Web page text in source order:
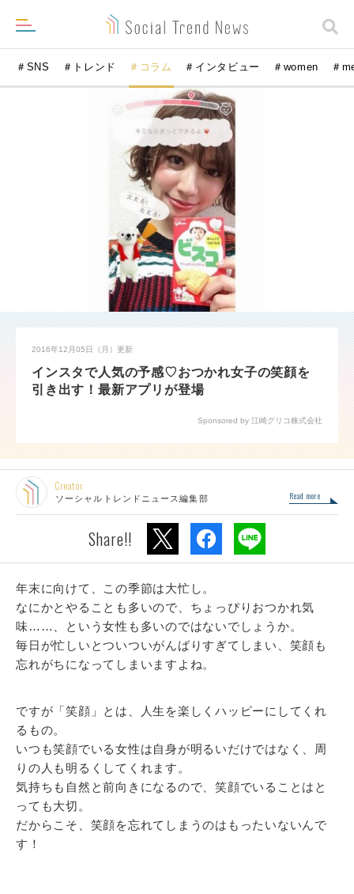
＃SNS ＃トレンド ＃コラム ＃インタビュー ＃women ＃
2016年12月05日（月） 更新
インスタで人気の予感♡おつかれ女子の笑顔を
引き出す！最新アプリが登場
Sponsored by 江崎グリコ株式会社
Creator
ソーシャルトレンドニュース編集部 Read more
Share!!
年末に向けて、この季節は大忙し。
なにかとやることも多いので、ちょっぴりおつかれ気
味……、という女性も多いのではないでしょうか。
毎日が忙しいとついついがんばりすぎてしまい、笑顔も
忘れがちになってしまいますよね。
ですが「笑顔」とは、人生を楽しくハッピーにしてくれ
るもの。
いつも笑顔でいる女性は自身が明るいだけではなく、周
りの人も明るくしてくれます。
気持ちも自然と前向きになるので、笑顔でいることはと
っても大切。
だからこそ、笑顔を忘れてしまうのはもったいないんで
す！